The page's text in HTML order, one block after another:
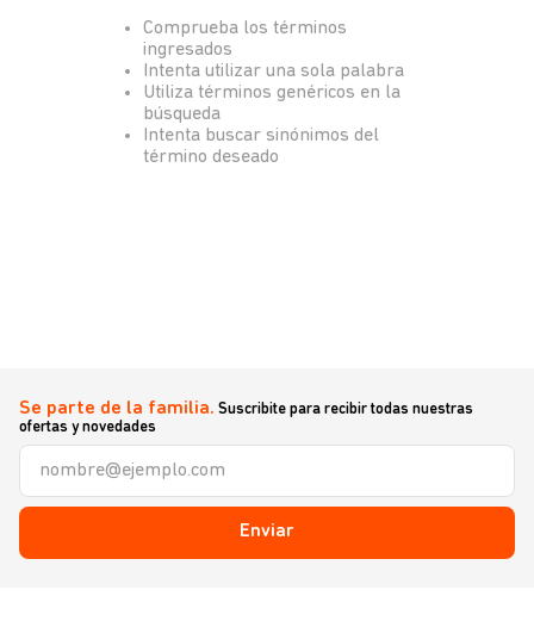
Comprueba los términos
ingresados
Intenta utilizar una sola palabra
Utiliza términos genéricos en la
búsqueda
Intenta buscar sinónimos del
término deseado
Se parte de la familia. Suscribite para recibir todas nuestras
ofertas y novedades
Enviar